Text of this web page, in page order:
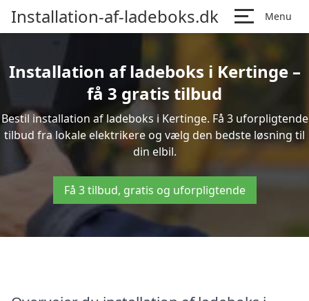
Installation-af-ladeboks.dk Menu
Installation af ladeboks i Kertinge –
få 3 gratis tilbud
Bestil installation af ladeboks i Kertinge. Få 3 uforpligtende
tilbud fra lokale elektrikere og vælg den bedste løsning til
din elbil.
Få 3 tilbud, gratis og uforpligtende